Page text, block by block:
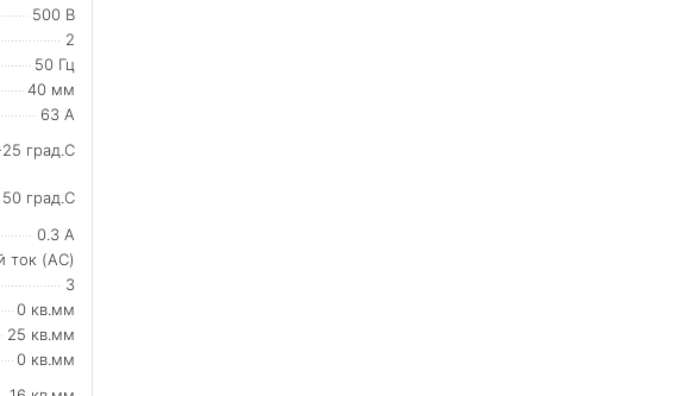
500 В
2
50 Гц
40 мм
63 А
град.C
50 град.C
0.3 А
ток (AC)
3
0 кв.мм
25 кв.мм
0 кв.мм